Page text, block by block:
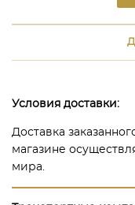
Условия доставки:
Доставка
магазине
мира.